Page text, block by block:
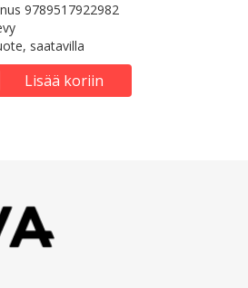
9789517922982
saatavilla
Lisää koriin